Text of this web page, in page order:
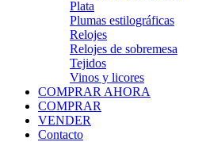
Plata
Plumas estilográficas
Relojes
Relojes de sobremesa
Tejidos
Vinos y licores
COMPRAR AHORA
COMPRAR
VENDER
Contacto